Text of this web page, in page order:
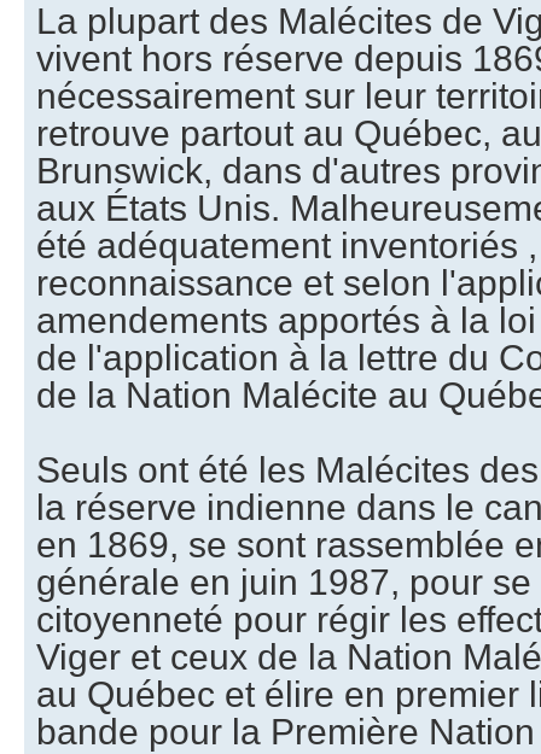
La plupart des Malécites de
vivent hors réserve depuis
nécessairement sur leur
retrouve partout au Québec,
Brunswick, dans d'autres
aux États Unis.
été adéquatement inventoriés
reconnaissance et selon
amendements apportés à la
de l'application à la lettre du
de la Nation Malécite au
Seuls ont été les Malécites
la réserve indienne dans le
en 1869, se sont rassemblée
générale en juin 1987, pour
citoyenneté pour régir les
Viger et ceux de la Nation
au Québec et élire en premier
bande pour la Première